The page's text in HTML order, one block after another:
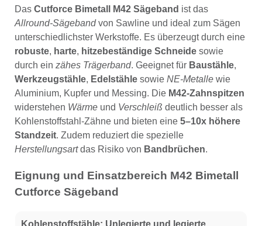
Das Cutforce Bimetall M42 Sägeband ist das
Allround-Sägebandvon Sawline und ideal zum Sägen
unterschiedlichster Werkstoffe. Es überzeugt durch eine
robuste, harte, hitzebeständige Schneide sowie
durch ein zähes Trägerband. Geeignet für Baustähle,
Werkzeugstähle, Edelstähle sowie NE-Metalle wie
Aluminium, Kupfer und Messing. Die M42-Zahnspitzen
widerstehen Wärme und Verschleiß deutlich besser als
Kohlenstoffstahl-Zähne und bieten eine 5–10x höhere
Standzeit. Zudem reduziert die spezielle
Herstellungsartdas Risiko von Bandbrüchen.
Eignung und Einsatzbereich M42 Bimetall
Cutforce Sägeband